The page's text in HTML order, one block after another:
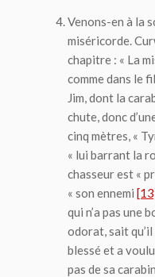
Venons-en à la
miséricorde.
chapitre : « La
comme dans le
Jim, dont la
chute, donc
cinq mètres, «
« lui barrant la
chasseur est «
« son ennemi
qui n’a pas une
odorat, sait qu’il
blessé et a
pas de sa